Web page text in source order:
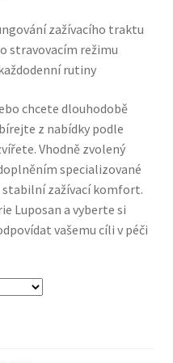
za studena a přírodní
a prémiová výživa
zažívacího traktu
stravovacím režimu
rutiny
chcete dlouhodobě
z nabídky podle
Vhodně zvolený
specializované
stabilní zažívací komfort.
Luposan a vyberte si
vašemu cíli v péči